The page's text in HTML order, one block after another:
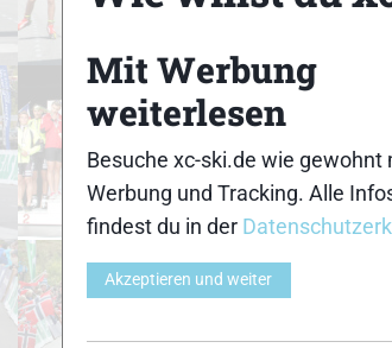
7
12 13
Mit Werbung
weiterlesen
Besuche xc-ski.de wie gewohnt
Werbung und Tracking. Alle
findest du in der
Akzeptieren und weiter